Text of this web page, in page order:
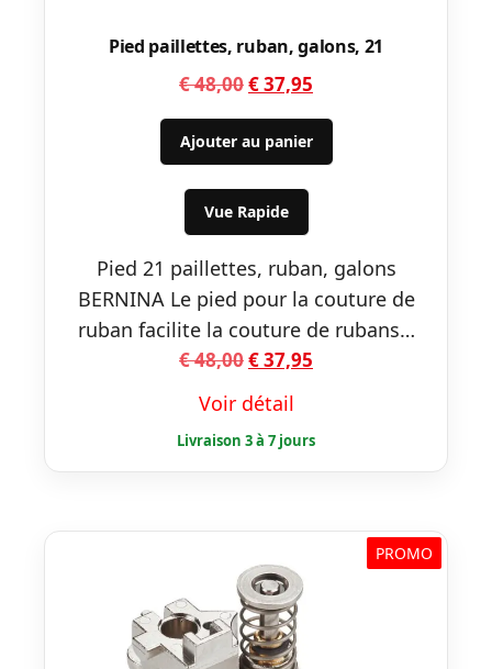
Pied paillettes, ruban, galons, 21
€48,00Le
prix
initial
était :
€ 48,00.
€37,95
prix
actuel
est :
Ajouter au panier
Vue Rapide
Pied 21 paillettes, ruban, galons
BERNINA Le pied pour la couture de
ruban facilite la couture de rubans…
€48,00Le
initial
était :
€ 48,00.
€37,95
est :
€ 37,95.
Voir détail
PROMO